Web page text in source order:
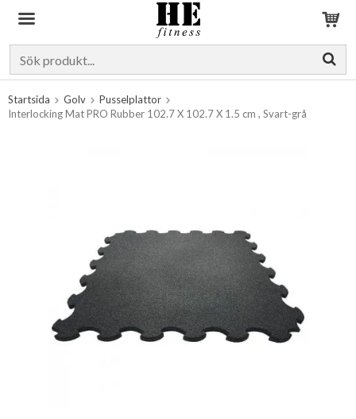
Startsida Golv
Pusselplattor
Interlocking Mat PRO Rubber 102.7 X 102.7 X 1.5 cm , Svart-grå